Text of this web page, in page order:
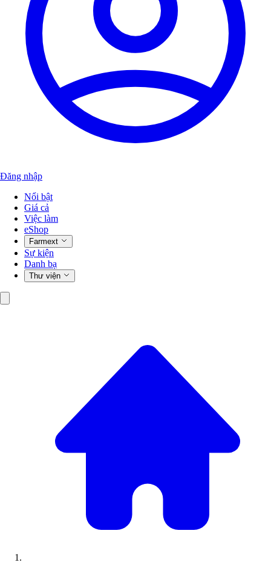
Đăng nhập
Nổi bật
Giá cả
Việc làm
eShop
Farmext
Sự kiện
Danh bạ
Thư viện